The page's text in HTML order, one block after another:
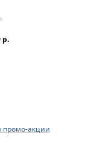
р.
акции